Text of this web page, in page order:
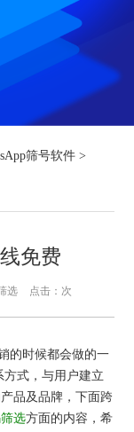
筛号软件 >
免费
选 点击： 次
的时候都会做的一
式，与用户建立
品及品牌，下面跨
筛选方面的内容，希